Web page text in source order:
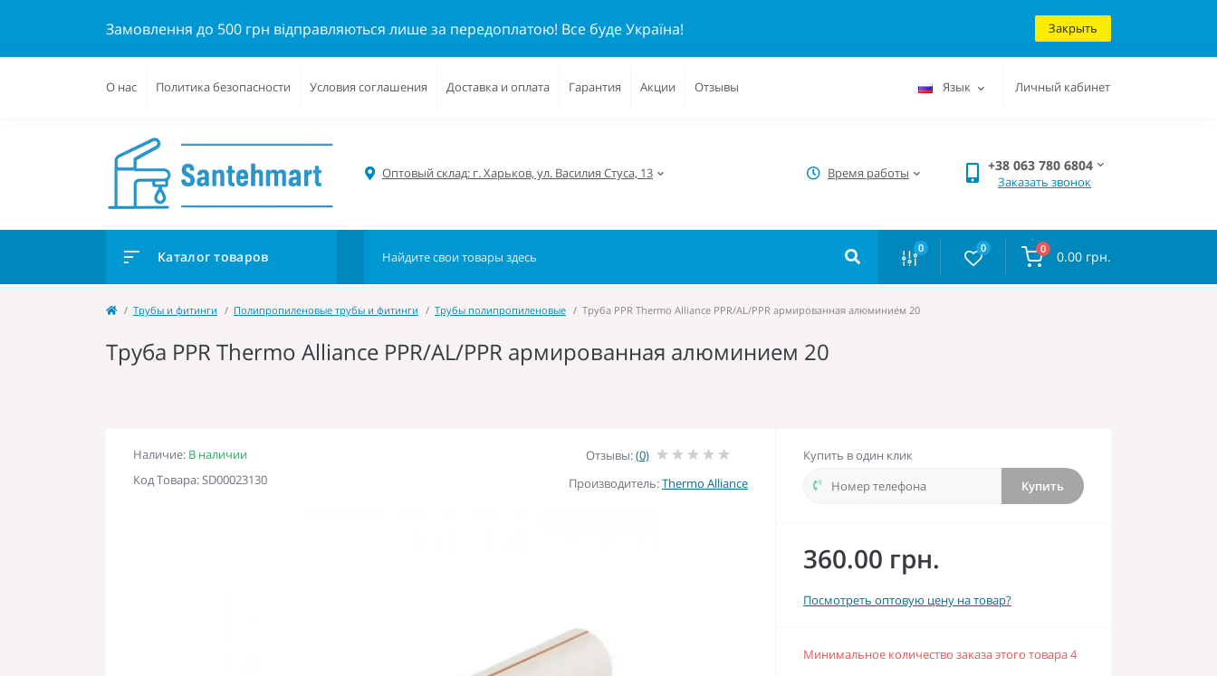
Замовлення до 500 грн відправляються лише за передоплатою! Все буде Україна! Закрыть
О нас Политика безопасности Условия соглашения Доставка и оплата Гарантия Акции Отзывы Язык Личный кабинет
Оптовый склад: г. Харьков, ул. Василия Стуса, 13 Время работы +38 063 780 6804
Заказать звонок
Каталог товаров 0 0 0 0.00 грн.
Трубы и фитинги Полипропиленовые трубы и фитинги Трубы полипропиленовые Труба PPR Thermo Alliance PPR/AL/PPR армированная алюминием 20
Труба PPR Thermo Alliance PPR/AL/PPR армированная алюминием 20
Наличие: В наличии
Код Товара: SD00023130
Отзывы:(0)
Производитель:Thermo Alliance
Купить в один клик
Купить
360.00 грн.
Посмотреть оптовую цену на товар?
Минимальное количество заказа этого товара 4